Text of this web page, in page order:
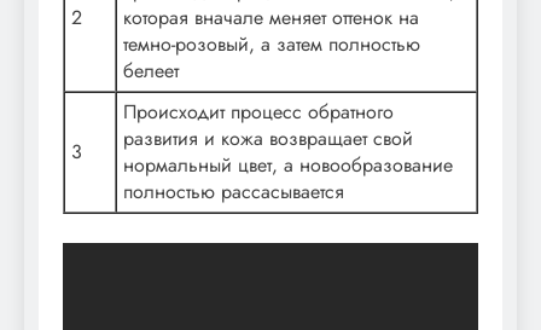
2
которая вначале меняет оттенок на
темно-розовый, а затем полностью
белеет
3
Происходит процесс обратного
развития и кожа возвращает свой
нормальный цвет, а новообразование
полностью рассасывается